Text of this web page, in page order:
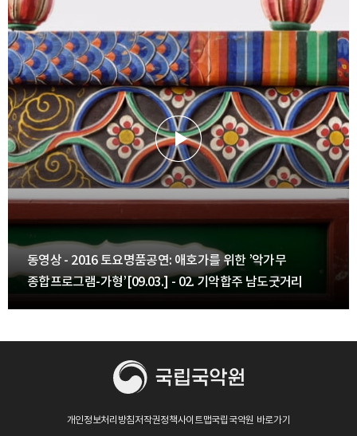
동영상 - 2016 토요명품공연: 애호가를 위한 ’악가무
종합프로그램-가형’[09.03.] - 02. 기악합주 남도굿거리
개인정보처리방침저작권정책사이트맵국립국악원 바로가기